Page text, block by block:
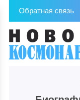
Обратная связь